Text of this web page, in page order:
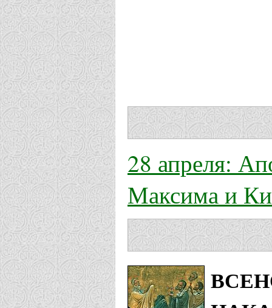
28 апреля:
Максима и